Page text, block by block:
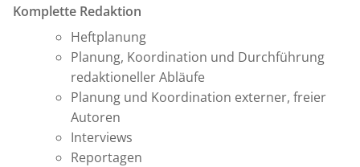
Komplette Redaktion
Heftplanung
Planung, Koordination und Durchführung
redaktioneller Abläufe
Planung und Koordination externer, freier
Autoren
Interviews
Reportagen